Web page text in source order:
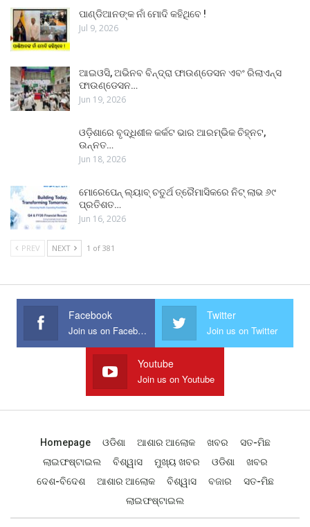
ପାଣ୍ଡିଆନଙ୍କ ନାଁ ମୋଦି କହିଥିବେ !
Jul 9, 2026
ଆଇଓସି, ଅଭିନବ ବିନ୍ଦ୍ରା ଫାଉଣ୍ଡେସନ ଏବଂ ରିଲାଏନ୍ସ
ଫାଉଣ୍ଡେସନ…
Jun 19, 2026
ଓଡ଼ିଶାରେ ବୃଦ୍ଧିଶୀଳ କର୍କଟ ଭାର ଆରମ୍ଭିକ ଚିହ୍ନଟ,
ଉନ୍ନତ…
Jun 18, 2026
ମୋରେପେନ୍ ଲ୍ୟାବ୍ ଚତୁର୍ଥ ତ୍ରୈମାସିକରେ ନିଟ୍ ଲାଭ ୬୯
ପ୍ରତିଶତ…
Jun 16, 2026
PREV NEXT 1 of 381
Facebook
Join us on Facebook
Twitter
Join us on Twitter
Youtube
Join us on Youtube
Homepage ଓଡିଶା ଆଶାର ଆଲୋକ ଖବର
ସତ-ମିଛ
ଲାଇଫଷ୍ଟାଇଲ
ବିଶ୍ୱାସ ମୁଖ୍ୟ ଖବର ଓଡିଶା
ଖବର
ଦେଶ-ବିଦେଶ
ଆଶାର ଆଲୋକ ବିଶ୍ୱାସ ବଜାର
ସତ-ମିଛ
ଲାଇଫଷ୍ଟାଇଲ